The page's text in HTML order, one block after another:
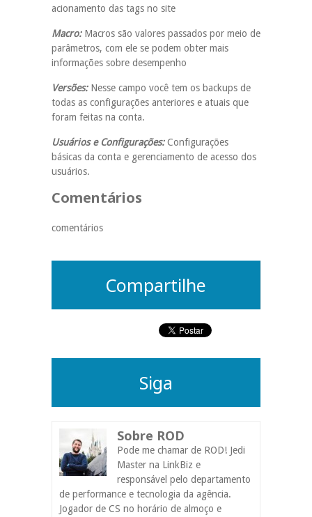
acionamento das tags no site
Macro: Macros são valores passados por meio de
parâmetros, com ele se podem obter mais
informações sobre desempenho
Versões:Nesse campo você tem os backups de
todas as configurações anteriores e atuais que
foram feitas na conta.
Usuários e Configurações:Configurações
básicas da conta e gerenciamento de acesso dos
usuários.
Comentários
comentários
Compartilhe
Siga
Sobre ROD
Pode me chamar de ROD! Jedi
Master na LinkBiz e
responsável pelo departamento
de performance e tecnologia da agência.
Jogador de CS no horário de almoço e